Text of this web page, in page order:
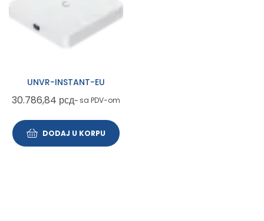
UNVR-INSTANT-EU
30.786,84 рсд~ sa PDV-om
DODAJ U KORPU